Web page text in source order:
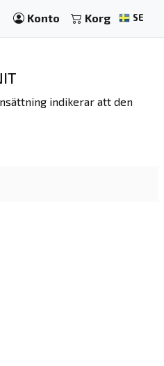
Konto Korg SE
indikerar att den